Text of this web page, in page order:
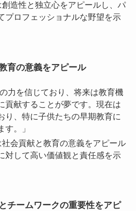
造性と独立心をアピールし、パ
プロフェッショナルな野望を示
育の意義をアピール
力を信じており、将来は教育機
貢献することが夢です。現在は
り、特に子供たちの早期教育に
す。」
会貢献と教育の意義をアピール
対して高い価値観と責任感を示
チームワークの重要性をアピ